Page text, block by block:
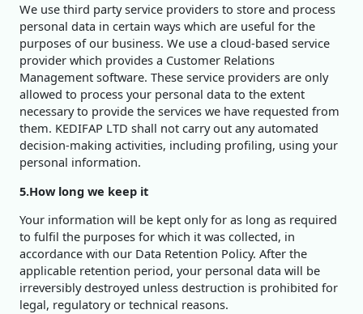
We use third party service providers to store and process
personal data in certain ways which are useful for the
purposes of our business. We use a cloud-based service
provider which provides a Customer Relations
Management software. These service providers are only
allowed to process your personal data to the extent
necessary to provide the services we have requested from
them. KEDIFAP LTD shall not carry out any automated
decision-making activities, including profiling, using your
personal information.
5.How long we keep it
Your information will be kept only for as long as required
to fulfil the purposes for which it was collected, in
accordance with our Data Retention Policy. After the
applicable retention period, your personal data will be
irreversibly destroyed unless destruction is prohibited for
legal, regulatory or technical reasons.